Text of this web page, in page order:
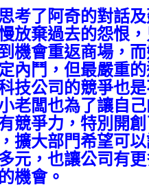
考了阿奇的對話及
放棄過去的怨恨
機會重返商場，
內鬥，但最嚴重
技公司的競爭也
老闆也為了讓自
競爭力，特別開
擴大部門希望可
元，也讓公司有
機會。